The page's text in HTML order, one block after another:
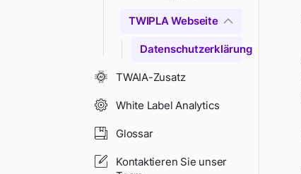
TWIPLA Webseite
Datenschutzerklärung
TWAIA-Zusatz
White Label Analytics
Glossar
Kontaktieren Sie unser